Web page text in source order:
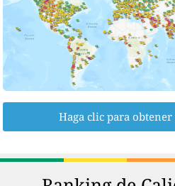
Haga clic para